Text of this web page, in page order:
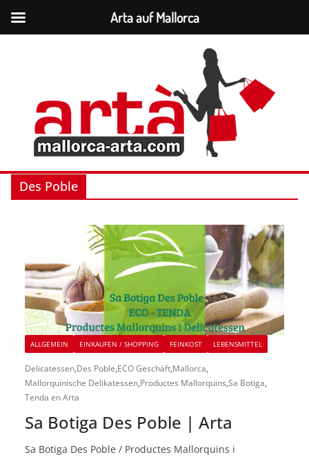
Des Poble
ALLGEMEIN EINKAUFEN / SHOPPING FEINKOST LEBENSMITTEL
Delicatessen,Des Poble,ECO Geschäft,Mallorca,
Mallorquinische Delikatessen,Productes Mallorquins,Sa Botiga,
Tenda en Arta
Sa Botiga Des Poble | Arta
Sa Botiga Des Poble / Productes Mallorquins i
Arta auf Mallorca